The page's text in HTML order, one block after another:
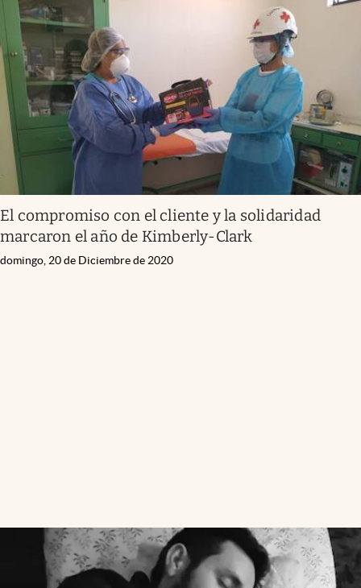
El compromiso con el cliente y la solidaridad
marcaron el año de Kimberly-Clark
domingo, 20 de Diciembre de 2020